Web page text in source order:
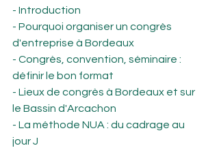
- Introduction
- Pourquoi organiser un congrès
d'entreprise à Bordeaux
- Congrès, convention, séminaire :
définir le bon format
- Lieux de congrès à Bordeaux et sur
le Bassin d'Arcachon
- La méthode NUA : du cadrage au
jour J